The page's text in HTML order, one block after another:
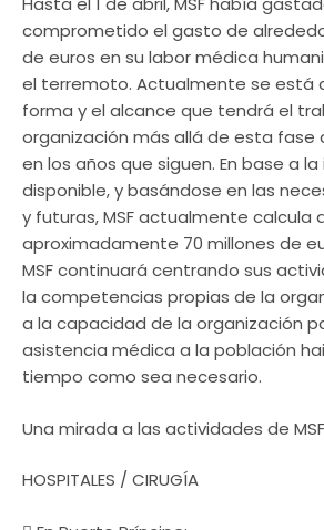
comprometido el gasto de
de euros en su labor médica
el terremoto. Actualmente se está
forma y el alcance que tendrá el
organización más allá de esta fase
en los años que siguen. En base a
disponible, y basándose en las
y futuras, MSF actualmente calcula
aproximadamente 70 millones de
MSF continuará centrando sus
la competencias propias de la
a la capacidad de la organización
asistencia médica a la población
tiempo como sea necesario.
Una mirada a las actividades de
HOSPITALES / CIRUGÍA